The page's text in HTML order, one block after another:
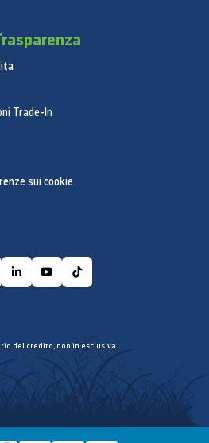
Trade-In
sui cookie
del credito, non in esclusiva.